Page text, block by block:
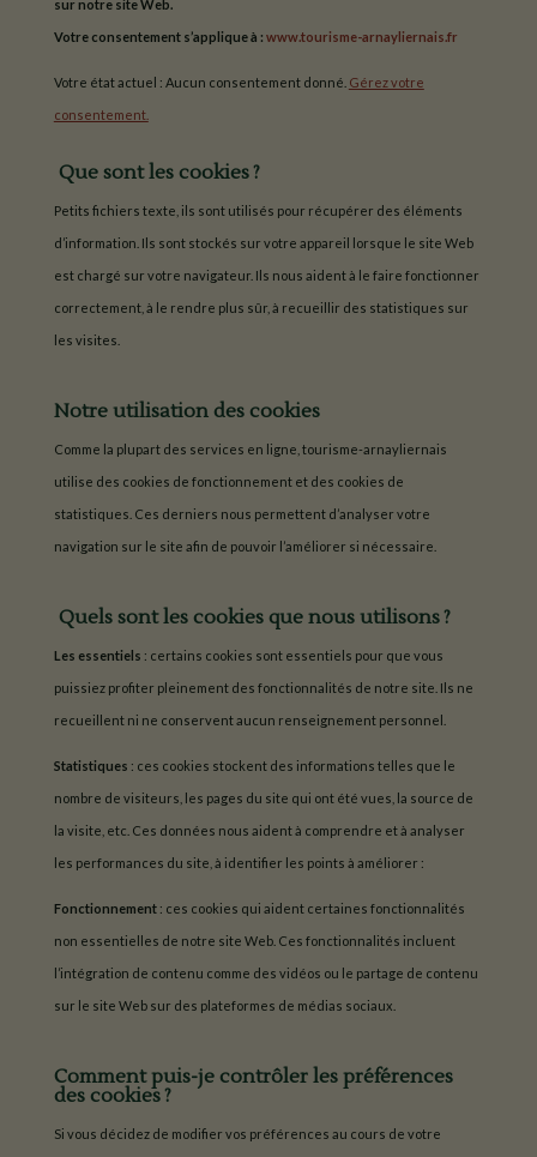
sur notre site Web.
Votre consentement s’applique à : www.tourisme-arnayliernais.fr
Votre état actuel : Aucun consentement donné. Gérez votre
consentement.
Que sont les cookies ?
Petits fichiers texte, ils sont utilisés pour récupérer des éléments
d’information. Ils sont stockés sur votre appareil lorsque le site Web
est chargé sur votre navigateur. Ils nous aident à le faire fonctionner
correctement, à le rendre plus sûr, à recueillir des statistiques sur
les visites.
Notre utilisation des cookies
Comme la plupart des services en ligne, tourisme-arnayliernais
utilise des cookies de fonctionnement et des cookies de
statistiques. Ces derniers nous permettent d’analyser votre
navigation sur le site afin de pouvoir l’améliorer si nécessaire.
Quels sont les cookies que nous utilisons ?
Les essentiels : certains cookies sont essentiels pour que vous
puissiez profiter pleinement des fonctionnalités de notre site. Ils ne
recueillent ni ne conservent aucun renseignement personnel.
Statistiques : ces cookies stockent des informations telles que le
nombre de visiteurs, les pages du site qui ont été vues, la source de
la visite, etc. Ces données nous aident à comprendre et à analyser
les performances du site, à identifier les points à améliorer :
Fonctionnement: ces cookies qui aident certaines fonctionnalités
non essentielles de notre site Web. Ces fonctionnalités incluent
l’intégration de contenu comme des vidéos ou le partage de contenu
sur le site Web sur des plateformes de médias sociaux.
Comment puis-je contrôler les préférences
des cookies ?
Si vous décidez de modifier vos préférences au cours de votre